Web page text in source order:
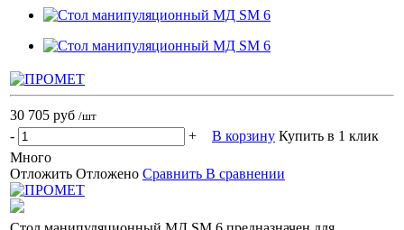
30 705 руб /шт
- + В корзину Купить в 1 клик
Много
Отложить Отложено Сравнить В сравнении